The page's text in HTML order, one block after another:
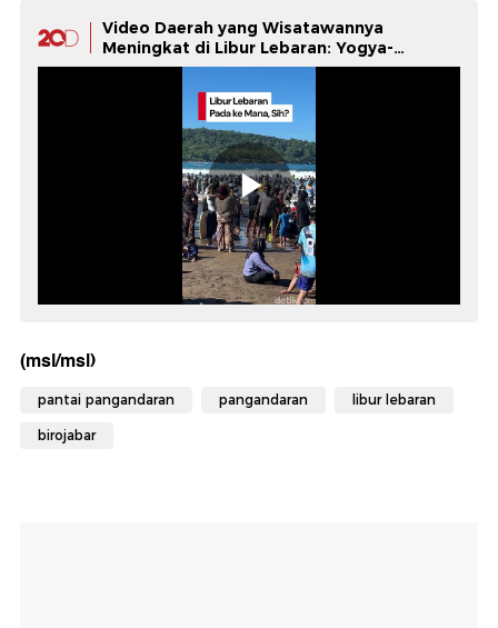
Video Daerah yang Wisatawannya
Meningkat di Libur Lebaran: Yogya-
Pangandaran
(msl/msl)
pantai pangandaran pangandaran libur lebaran
birojabar